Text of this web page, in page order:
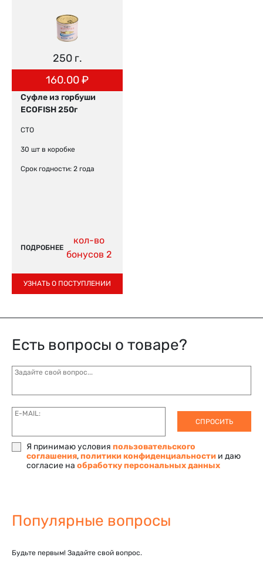
250 г.
160.00₽
Суфле из горбуши
ECOFISH 250г
СТО
30 шт в коробке
Срок годности: 2 года
ПОДРОБНЕЕ
кол-во
бонусов 2
УЗНАТЬ О ПОСТУПЛЕНИИ
Есть вопросы о товаре?
Задайте свой вопрос...
E-MAIL:
СПРОСИТЬ
Я принимаю условия пользовательского
соглашения,политики конфиденциальности и даю
согласие на обработку персональных данных
Популярные вопросы
Будьте первым! Задайте свой вопрос.